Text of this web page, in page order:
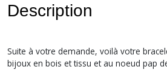
Description
Suite à votre demande, voilà votre
bijoux en bois et tissu et au noeud pap